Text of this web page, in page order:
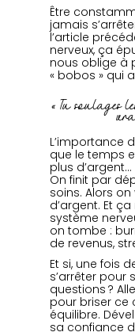
Être
jamais
l’article
nerveux, ça
nous oblige à
« bobos » qui
« Tu soulages
L’importance
que le temps
plus d’argent…
On finit par
soins. Alors
d’argent. Et
système
on tombe :
de revenus,
Et si, une fois
s’arrêter pour
questions ?
pour briser ce
équilibre.
sa confiance